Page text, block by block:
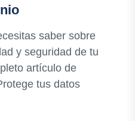
saber sobre
y seguridad de tu
artículo de
tus datos